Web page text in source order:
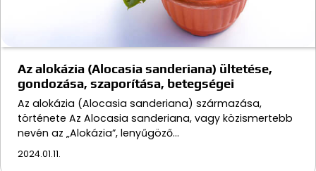
Az alokázia (Alocasia sanderiana) ültetése,
gondozása, szaporítása, betegségei
Az alokázia (Alocasia sanderiana) származása,
története Az Alocasia sanderiana, vagy közismertebb
nevén az „Alokázia”, lenyűgöző…
2024.01.11.